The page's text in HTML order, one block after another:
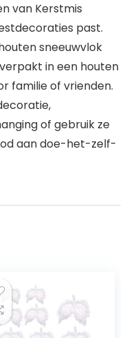
van Kerstmis
past.
sneeuwvlok
in een houten
familie of vrienden.
of gebruik ze
aan doe-het-zelf-